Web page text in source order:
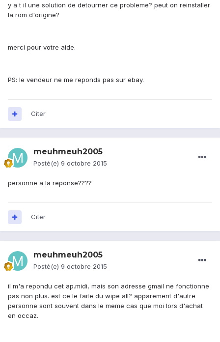
y a t il une solution de detourner ce probleme? peut on reinstaller
la rom d'origine?
merci pour votre aide.
PS: le vendeur ne me reponds pas sur ebay.
Citer
meuhmeuh2005
Posté(e) 9 octobre 2015
personne a la reponse????
Citer
meuhmeuh2005
Posté(e) 9 octobre 2015
il m'a repondu cet ap.midi, mais son adresse gmail ne fonctionne
pas non plus. est ce le faite du wipe all? apparement d'autre
personne sont souvent dans le meme cas que moi lors d'achat
en occaz.